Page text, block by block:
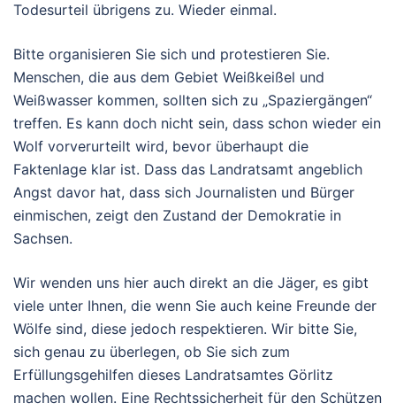
Todesurteil übrigens zu. Wieder einmal.
Bitte organisieren Sie sich und protestieren Sie.
Menschen, die aus dem Gebiet Weißkeißel und
Weißwasser kommen, sollten sich zu „Spaziergängen“
treffen. Es kann doch nicht sein, dass schon wieder ein
Wolf vorverurteilt wird, bevor überhaupt die
Faktenlage klar ist. Dass das Landratsamt angeblich
Angst davor hat, dass sich Journalisten und Bürger
einmischen, zeigt den Zustand der Demokratie in
Sachsen.
Wir wenden uns hier auch direkt an die Jäger, es gibt
viele unter Ihnen, die wenn Sie auch keine Freunde der
Wölfe sind, diese jedoch respektieren. Wir bitte Sie,
sich genau zu überlegen, ob Sie sich zum
Erfüllungsgehilfen dieses Landratsamtes Görlitz
machen wollen. Eine Rechtssicherheit für den Schützen